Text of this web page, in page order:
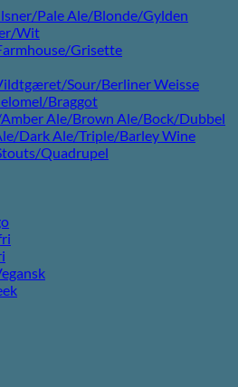
Pale Ale/Blonde/Gylden
Wit
Grisette
Sour/Berliner Weisse
Braggot
Amber Ale/Brown Ale/Bock/Dubbel
Dark Ale/Triple/Barley Wine
Quadrupel